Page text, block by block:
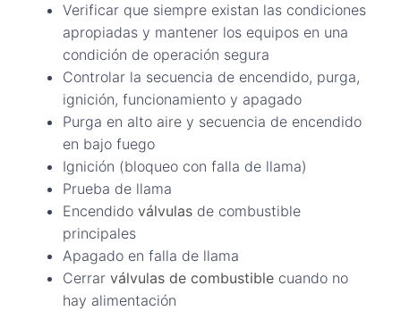
Verificar que siempre existan las condiciones
apropiadas y mantener los equipos en una
condición de operación segura
Controlar la secuencia de encendido, purga,
ignición, funcionamiento y apagado
Purga en alto aire y secuencia de encendido
en bajo fuego
Ignición (bloqueo con falla de llama)
Prueba de llama
Encendido válvulas de combustible
principales
Apagado en falla de llama
Cerrar válvulas de combustible cuando no
hay alimentación